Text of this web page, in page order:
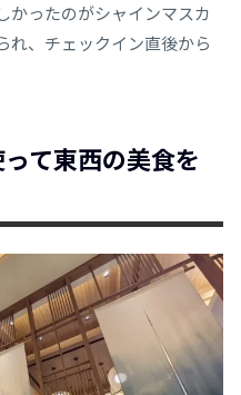
かったのがシャインマスカ
れ、チェックイン直後から
て東西の美食を